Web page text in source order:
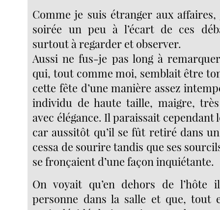
Comme je suis étranger aux affaires,
soirée un peu à l’écart de ces
surtout à regarder et observer.
Aussi ne fus-je pas long à
qui, tout comme moi, semblait être
cette fête d’une manière assez
individu de haute taille, maigre,
avec élégance. Il paraissait
car aussitôt qu’il se fût retiré dans
cessa de sourire tandis que ses
se fronçaient d’une façon inquiétante.
On voyait qu’en dehors de l’hôte
personne dans la salle et que, tout